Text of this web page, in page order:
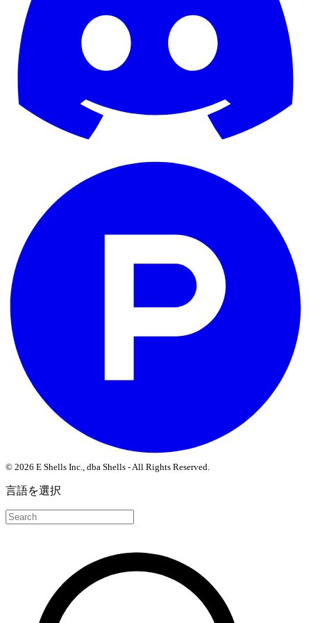
© 2026 E Shells Inc., dba Shells - All Rights Reserved.
言語を選択